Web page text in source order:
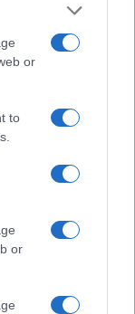
or
to
or
chiari e
e un codice di
con
privilegiano
(bike
misurato,
contratti si
e report
forniture e